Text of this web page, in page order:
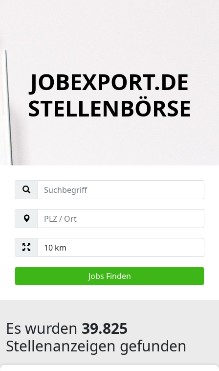
JOBEXPORT.DE
STELLENBÖRSE
Es wurden 39.825
Stellenanzeigen gefunden